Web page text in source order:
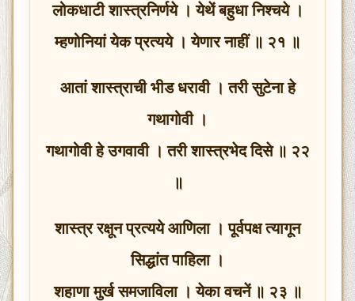
लोकधाटी शास्त्रनिर्णये । येथें बहुधा निश्चये ।
म्हणोनियां येक प्रत्यये । येणार नाहीं ॥ २१ ॥
आतां शास्त्राची भीड धरावी । तरी सुटेना हे
गथागोवी ।
गथागोवी हे उगवावी । तरी शास्त्रभेद दिसे ॥ २२
॥
शास्त्र रक्षून प्रत्यये आणिला । पूर्वपक्ष त्यागून
सिद्धांत पाहिला ।
शहाणा मुर्ख समजाविला । येका वचनें ॥ २३ ॥